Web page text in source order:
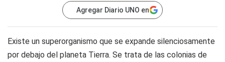
Agregar Diario UNO en
Existe un superorganismo que se expande silenciosamente
por debajo del planeta Tierra. Se trata de las colonias de